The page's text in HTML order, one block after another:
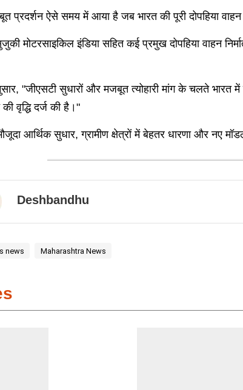
प्रदर्शन ऐसे समय में आया है जब भारत की पूरी दोपहिया
मोटरसाइकिल इंडिया सहित कई प्रमुख दोपहिया वाहन
"जीएसटी सुधारों और मजबूत त्योहारी मांग के चलते भारत
वृद्धि दर्ज की है।"
आर्थिक सुधार, ग्रामीण क्षेत्रों में बेहतर धारणा और नए
Deshbandhu
news Maharashtra News